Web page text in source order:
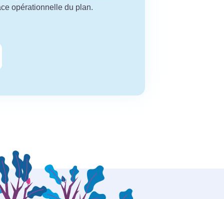
opérationnelle du plan.